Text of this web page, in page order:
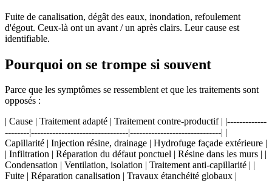
Fuite de canalisation, dégât des eaux, inondation, refoulement
d'égout. Ceux-là ont un avant / un après clairs. Leur cause est
identifiable.
Pourquoi on se trompe si souvent
Parce que les symptômes se ressemblent et que les traitements sont
opposés :
| Cause | Traitement adapté | Traitement contre-productif | |-------------
--------|--------------------------------|------------------------------| |
Capillarité | Injection résine, drainage | Hydrofuge façade extérieure |
| Infiltration | Réparation du défaut ponctuel | Résine dans les murs | |
Condensation | Ventilation, isolation | Traitement anti-capillarité | |
Fuite | Réparation canalisation | Travaux étanchéité globaux |